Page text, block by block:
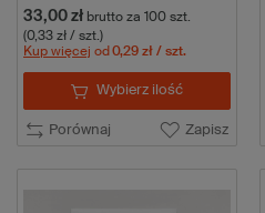
33,00 zł brutto za 100 szt.
(0,33 zł / szt.)
Kup więcej od 0,29 zł / szt.
Porównaj Zapisz
Wybierz ilość